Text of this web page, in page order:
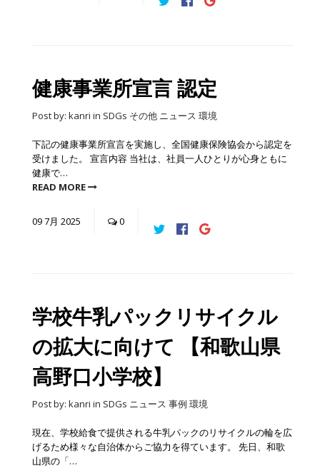
健康事業所宣言 認定
Post by: kanri in SDGs その他 ニュース 環境
下記の健康事業所宣言を実施し、全国健康保険協会から認定を
受けました。 宣言内容 当社は、社員一人ひとりが心身ともに
健康で…
READ MORE
097月 2025 0
学校牛乳パックリサイクル
の拡大に向けて 【和歌山県
高野口小学校】
Post by: kanri in SDGs ニュース 事例 環境
現在、学校給食で提供される牛乳パックのリサイクルの輪を広
げるため様々な自治体からご協力を得ています。 先日、和歌
山県の「…